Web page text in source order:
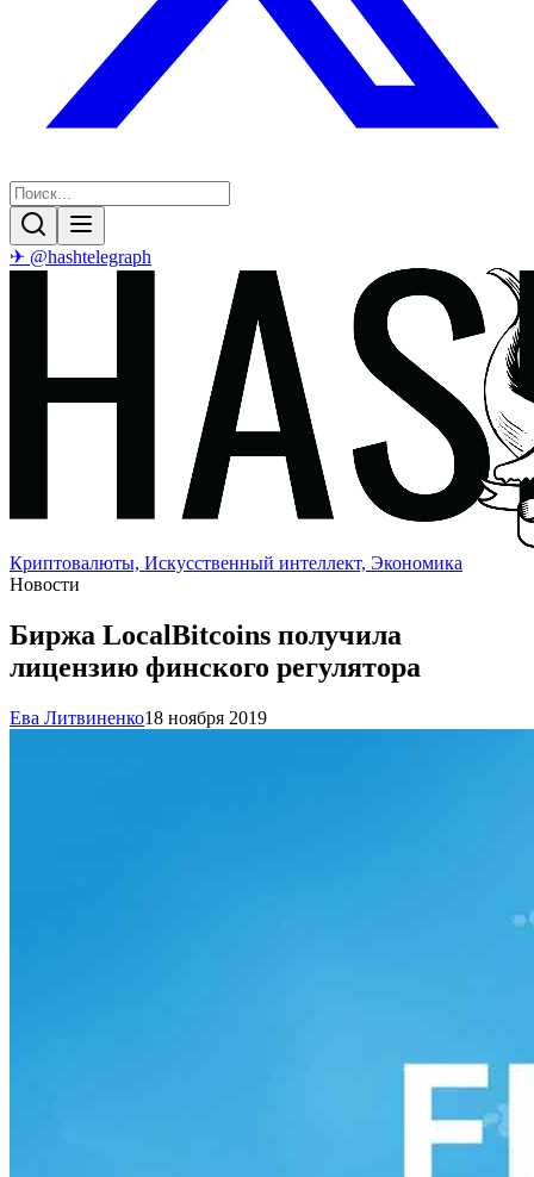
✈ @hashtelegraph
Криптовалюты, Искусственный интеллект, Экономика
Новости
Биржа LocalBitcoins получила
лицензию финского регулятора
Ева Литвиненко18 ноября 2019